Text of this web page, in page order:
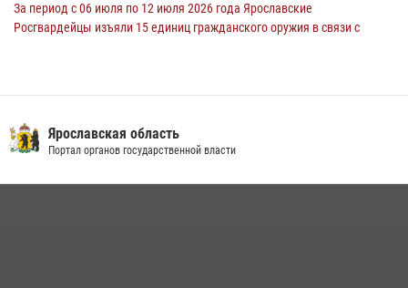
За период с 06 июля по 12 июля 2026 года Ярославские
Росгвардейцы изъяли 15 единиц гражданского оружия в связи с
Росгвардейцы изъяли 20 единиц гражданского оружия в связи с
нарушением законодательства
Ярославская область
Портал органов государственной власти